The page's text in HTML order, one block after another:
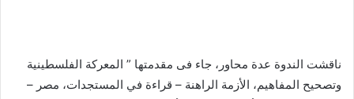
ناقشت الندوة عدة محاور، جاء فى مقدمتها ” المعركة الفلسطينية
وتصحيح المفاهيم، الأزمة الراهنة – قراءة في المستجدات، مصر –